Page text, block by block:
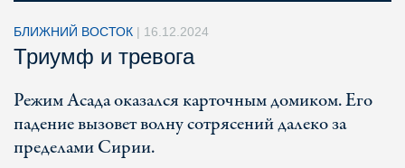
БЛИЖНИЙ ВОСТОК | 16.12.2024
Триумф и тревога
Режим Асада оказался карточным домиком. Его
падение вызовет волну сотрясений далеко за
пределами Сирии.